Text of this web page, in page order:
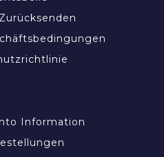
Information